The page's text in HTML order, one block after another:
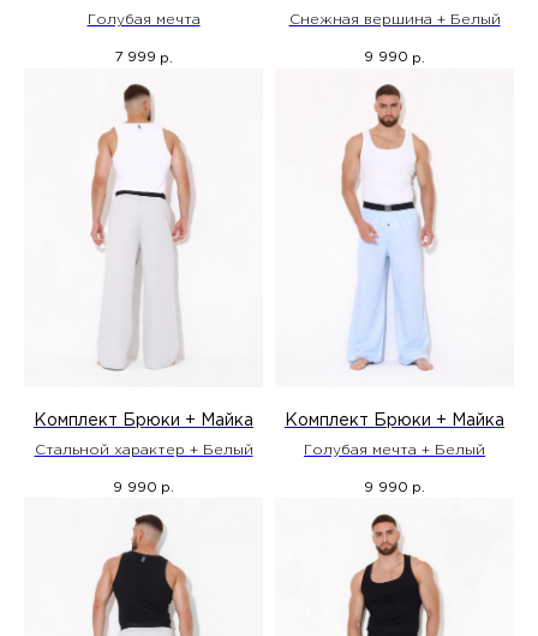
Голубая мечта
7 999 р.
Снежная вершина + Белый
9 990 р.
Комплект Брюки + Майка
Стальной характер + Белый
9 990 р.
Комплект Брюки + Майка
Голубая мечта + Белый
9 990 р.